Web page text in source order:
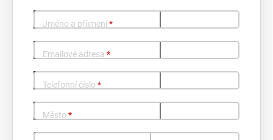
Jméno a příjmení*
Emailové adresa *
Telefonní číslo *
Město *